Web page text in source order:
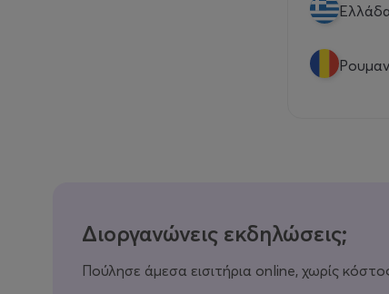
Διοργανώνεις εκδηλώσεις;
Πούλησε άμεσα εισιτήρια online, χωρίς